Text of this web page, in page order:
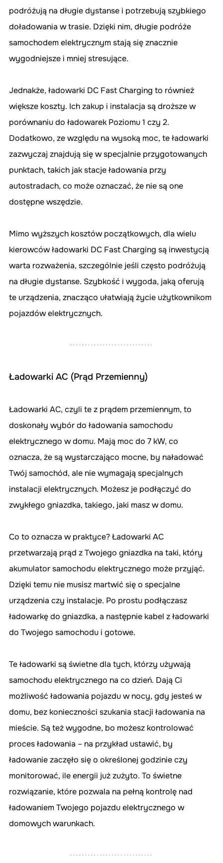
podróżują na długie dystanse i potrzebują szybkiego
doładowania w trasie. Dzięki nim, długie podróże
samochodem elektrycznym stają się znacznie
wygodniejsze i mniej stresujące.
Jednakże, ładowarki DC Fast Charging to również
większe koszty. Ich zakup i instalacja są droższe w
porównaniu do ładowarek Poziomu 1 czy 2.
Dodatkowo, ze względu na wysoką moc, te ładowarki
zazwyczaj znajdują się w specjalnie przygotowanych
punktach, takich jak stacje ładowania przy
autostradach, co może oznaczać, że nie są one
dostępne wszędzie.
Mimo wyższych kosztów początkowych, dla wielu
kierowców ładowarki DC Fast Charging są inwestycją
warta rozważenia, szczególnie jeśli często podróżują
na długie dystanse. Szybkość i wygoda, jaką oferują
te urządzenia, znacząco ułatwiają życie użytkownikom
pojazdów elektrycznych.
Ładowarki AC (Prąd Przemienny)
Ładowarki AC, czyli te z prądem przemiennym, to
doskonały wybór do ładowania samochodu
elektrycznego w domu. Mają moc do 7 kW, co
oznacza, że są wystarczająco mocne, by naładować
Twój samochód, ale nie wymagają specjalnych
instalacji elektrycznych. Możesz je podłączyć do
zwykłego gniazdka, takiego, jaki masz w domu.
Co to oznacza w praktyce? Ładowarki AC
przetwarzają prąd z Twojego gniazdka na taki, który
akumulator samochodu elektrycznego może przyjąć.
Dzięki temu nie musisz martwić się o specjalne
urządzenia czy instalacje. Po prostu podłączasz
ładowarkę do gniazdka, a następnie kabel z ładowarki
do Twojego samochodu i gotowe.
Te ładowarki są świetne dla tych, którzy używają
samochodu elektrycznego na co dzień. Dają Ci
możliwość ładowania pojazdu w nocy, gdy jesteś w
domu, bez konieczności szukania stacji ładowania na
mieście. Są też wygodne, bo możesz kontrolować
proces ładowania – na przykład ustawić, by
ładowanie zaczęło się o określonej godzinie czy
monitorować, ile energii już zużyto. To świetne
rozwiązanie, które pozwala na pełną kontrolę nad
ładowaniem Twojego pojazdu elektrycznego w
domowych warunkach.